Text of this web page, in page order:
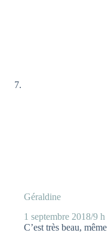
Géraldine
1 septembre 2018/9 h
C’est très beau,